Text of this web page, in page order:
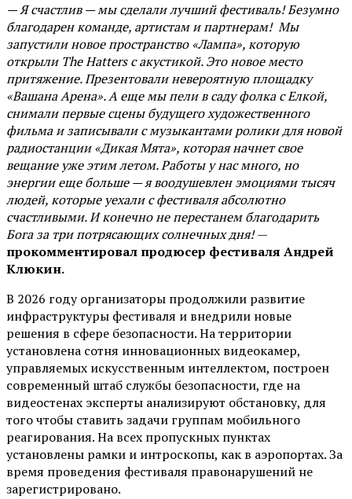
— Я счастлив — мы сделали лучший фестиваль! Безумно
благодарен команде, артистам и партнерам! Мы
запустили новое пространство «Лампа», которую
открыли The Hatters с акустикой. Это новое место
притяжение. Презентовали невероятную площадку
«Вашана Арена». А еще мы пели в саду фолка с Елкой,
снимали первые сцены будущего художественного
фильма и записывали с музыкантами ролики для новой
радиостанции «Дикая Мята», которая начнет свое
вещание уже этим летом. Работы у нас много, но
энергии еще больше — я воодушевлен эмоциями тысяч
людей, которые уехали с фестиваля абсолютно
счастливыми. И конечно не перестанем благодарить
Бога за три потрясающих солнечных дня!—
прокомментировал продюсер фестиваля Андрей
Клюкин.
В 2026 году организаторы продолжили развитие
инфраструктуры фестиваля и внедрили новые
решения в сфере безопасности. На территории
установлена сотня инновационных видеокамер,
управляемых искусственным интеллектом, построен
современный штаб службы безопасности, где на
видеостенах эксперты анализируют обстановку, для
того чтобы ставить задачи группам мобильного
реагирования. На всех пропускных пунктах
установлены рамки и интроскопы, как в аэропортах. За
время проведения фестиваля правонарушений не
зарегистрировано.